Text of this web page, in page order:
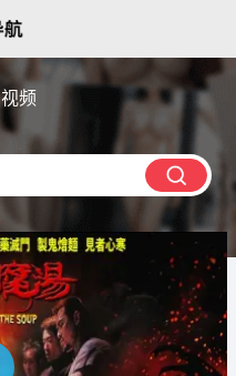
视频